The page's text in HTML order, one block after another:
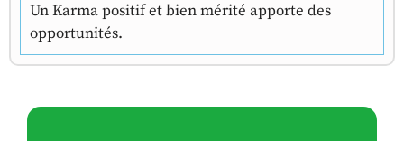
Un Karma positif et bien mérité apporte des
opportunités.